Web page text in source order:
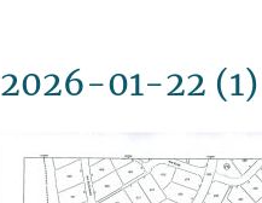
2026-01-22 (1)